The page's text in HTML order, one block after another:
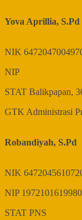
Yova Aprillia, S.Pd
NIK
NIP
STAT Balikpapan,
GTKAdministrasi
Robandiyah, S.Pd
NIK
NIP
STAT PNS